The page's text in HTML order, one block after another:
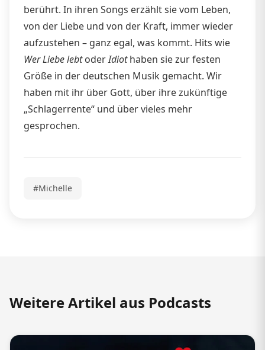
berührt. In ihren Songs erzählt sie vom Leben,
von der Liebe und von der Kraft, immer wieder
aufzustehen – ganz egal, was kommt. Hits wie
Wer Liebe lebtoderIdiothaben sie zur festen
Größe in der deutschen Musik gemacht. Wir
haben mit ihr über Gott, über ihre zukünftige
„Schlagerrente“ und über vieles mehr
gesprochen.
#Michelle
Weitere Artikel aus Podcasts